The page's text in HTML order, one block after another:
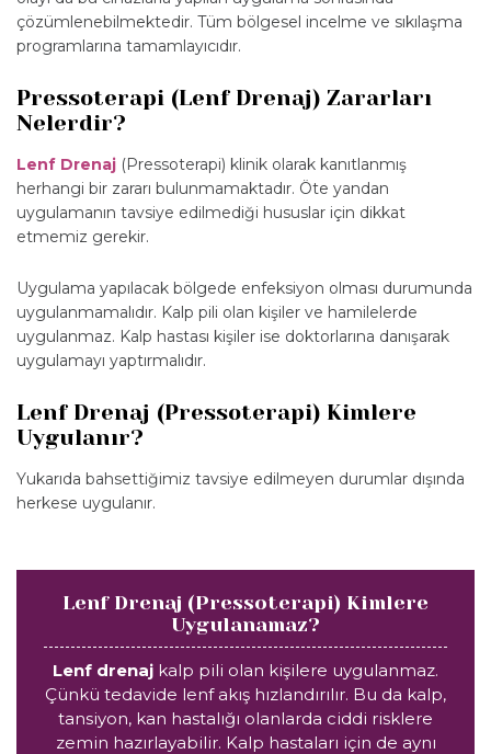
çözümlenebilmektedir. Tüm bölgesel incelme ve sıkılaşma
programlarına tamamlayıcıdır.
Pressoterapi (Lenf Drenaj) Zararları
Nelerdir?
Lenf Drenaj (Pressoterapi) klinik olarak kanıtlanmış
herhangi bir zararı bulunmamaktadır. Öte yandan
uygulamanın tavsiye edilmediği hususlar için dikkat
etmemiz gerekir.
Uygulama yapılacak bölgede enfeksiyon olması durumunda
uygulanmamalıdır. Kalp pili olan kişiler ve hamilelerde
uygulanmaz. Kalp hastası kişiler ise doktorlarına danışarak
uygulamayı yaptırmalıdır.
Lenf Drenaj (Pressoterapi) Kimlere
Uygulanır?
Yukarıda bahsettiğimiz tavsiye edilmeyen durumlar dışında
herkese uygulanır.
Lenf Drenaj (Pressoterapi) Kimlere
Uygulanamaz?
Lenf drenaj kalp pili olan kişilere uygulanmaz.
Çünkü tedavide lenf akış hızlandırılır. Bu da kalp,
tansiyon, kan hastalığı olanlarda ciddi risklere
zemin hazırlayabilir. Kalp hastaları için de aynı